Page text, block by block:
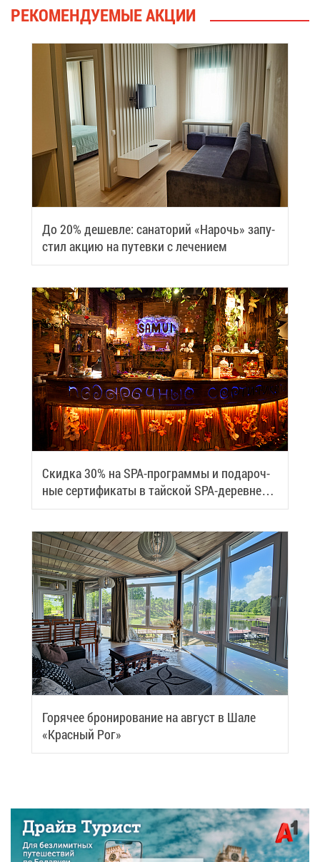
РЕ­КО­МЕН­ДУ­Е­МЫЕ АК­ЦИИ
До 20% де­шев­ле: са­на­то­рий «На­рочь» за­пу­
стил ак­цию на пу­тев­ки с ле­че­ни­ем
Скид­ка 30% на SPA-про­грам­мы и по­да­роч­
ные сер­ти­фи­ка­ты в тай­ской SPA-де­ревне
Samui
Го­ря­чее бро­ни­ро­ва­ние на ав­густ в Ша­ле
«Крас­ный Рог»